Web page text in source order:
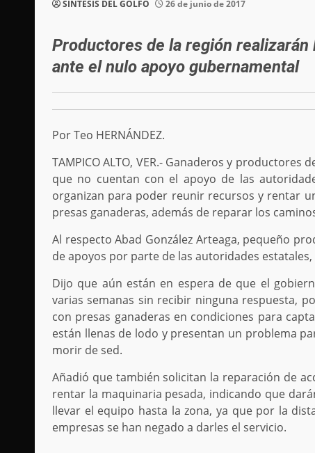
SINTESIS DEL GOLFO 26 de junio de 2017
Productores de la región
ante el nulo apoyo gubernamental
Por Teo HERNÁNDEZ.
TAMPICO ALTO, VER.- Ganaderos y
que no cuentan con el apoyo de las
organizan para poder reunir recursos y rentar
presas ganaderas, además de reparar los
Al respecto Abad González Arteaga, pequeño
de apoyos por parte de las autoridades
Dijo que aún están en espera de que el
varias semanas sin recibir ninguna respuesta,
con presas ganaderas en condiciones para
están llenas de lodo y presentan un problema
morir de sed.
Añadió que también solicitan la reparación de
rentar la maquinaria pesada, indicando que
llevar el equipo hasta la zona, ya que por la
empresas se han negado a darles el servicio.